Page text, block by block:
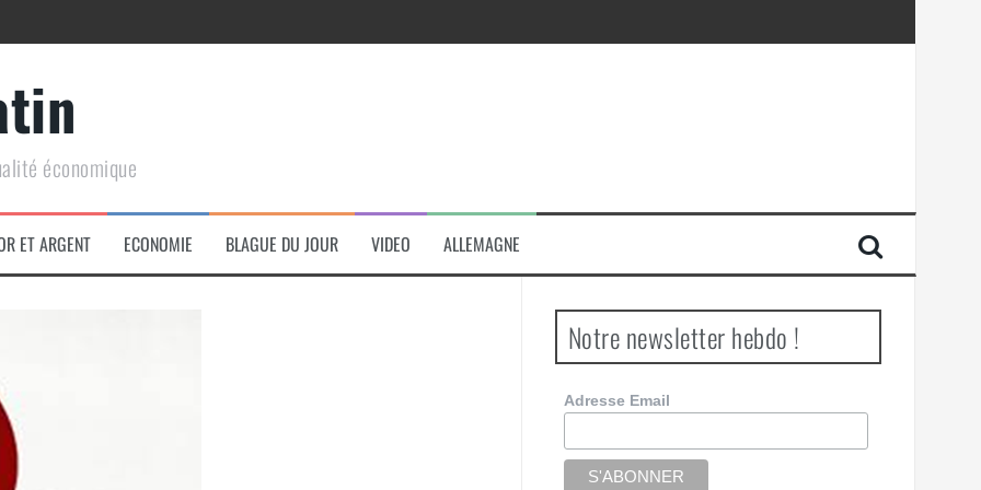
de conquête géopolitique massive
économique
ET ARGENT ECONOMIE BLAGUE DU JOUR VIDEO ALLEMAGNE
Notre newsletter hebdo !
Adresse Email